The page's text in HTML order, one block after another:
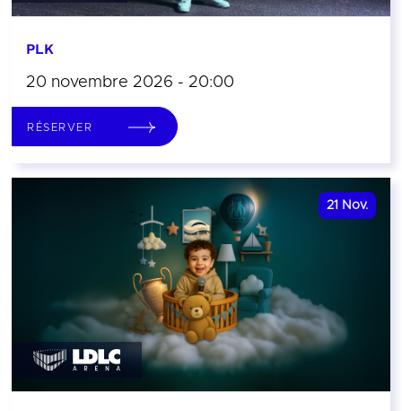
PLK
20 novembre 2026 - 20:00
RÉSERVER
21 Nov.